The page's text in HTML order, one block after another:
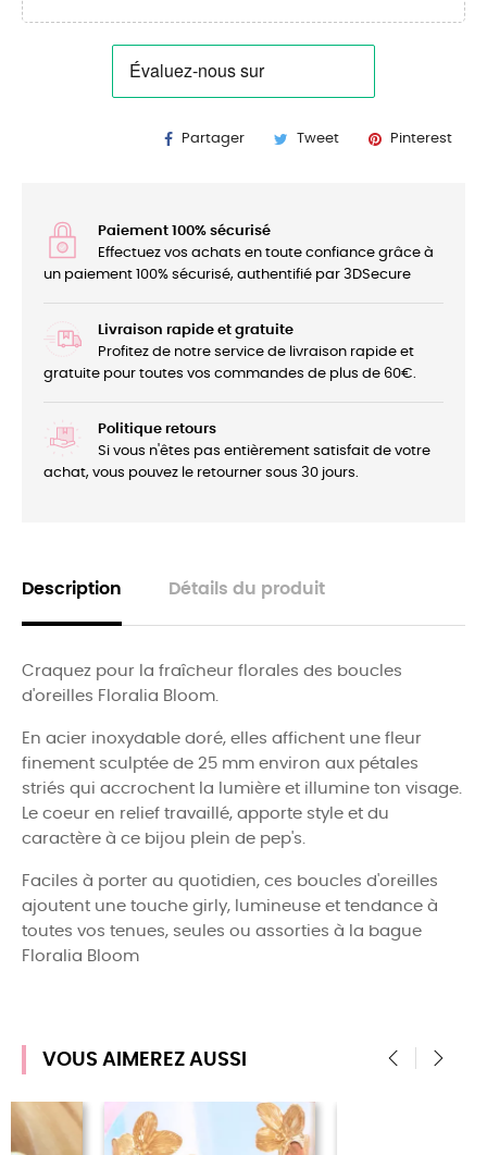
Partager Tweet Pinterest
Paiement 100% sécurisé
Effectuez vos achats en toute confiance grâce à
un paiement 100% sécurisé, authentifié par 3DSecure
Livraison rapide et gratuite
Profitez de notre service de livraison rapide et
gratuite pour toutes vos commandes de plus de 60€.
Politique retours
Si vous n'êtes pas entièrement satisfait de votre
achat, vous pouvez le retourner sous 30 jours.
Description Détails du produit
Craquez pour la fraîcheur florales des boucles
d'oreilles Floralia Bloom.
En acier inoxydable doré, elles affichent une fleur
finement sculptée de 25 mm environ aux pétales
striés qui accrochent la lumière et illumine ton visage.
Le coeur en relief travaillé, apporte style et du
caractère à ce bijou plein de pep's.
Faciles à porter au quotidien, ces boucles d'oreilles
ajoutent une touche girly, lumineuse et tendance à
toutes vos tenues, seules ou assorties à la bague
Floralia Bloom
VOUS AIMEREZ AUSSI